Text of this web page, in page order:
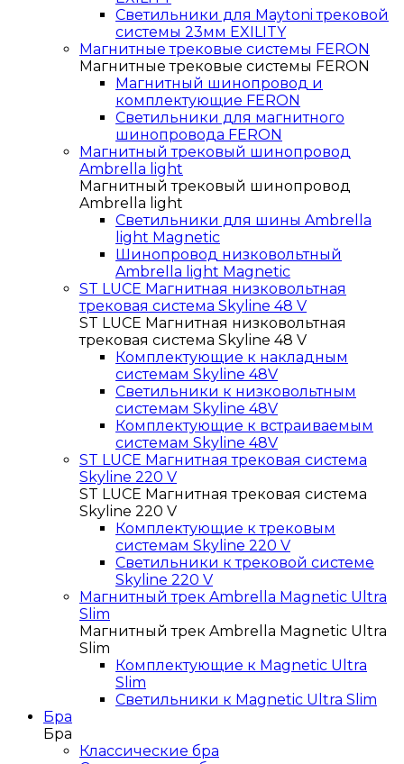
Светильники для Maytoni трековой
системы 23мм EXILITY
Магнитные трековые системы FERON
Магнитные трековые системы FERON
Магнитный шинопровод и
комплектующие FERON
Светильники для магнитного
шинопровода FERON
Магнитный трековый шинопровод
Ambrella light
Магнитный трековый шинопровод
Ambrella light
Светильники для шины Ambrella
light Magnetic
Шинопровод низковольтный
Ambrella light Magnetic
ST LUCE Магнитная низковольтная
трековая система Skyline 48 V
ST LUCE Магнитная низковольтная
трековая система Skyline 48 V
Комплектующие к накладным
системам Skyline 48V
Светильники к низковольтным
системам Skyline 48V
Комплектующие к встраиваемым
системам Skyline 48V
ST LUCE Магнитная трековая система
Skyline 220 V
ST LUCE Магнитная трековая система
Skyline 220 V
Комплектующие к трековым
системам Skyline 220 V
Светильники к трековой системе
Skyline 220 V
Магнитный трек Ambrella Magnetic Ultra
Slim
Магнитный трек Ambrella Magnetic Ultra
Slim
Комплектующие к Magnetic Ultra
Slim
Светильники к Magnetic Ultra Slim
Бра
Бра
Классические бра